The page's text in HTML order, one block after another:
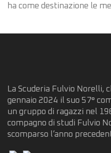
ha come destinazione le
La Scuderia Fulvio Norelli,
gennaio 2024 il suo 57°
un gruppo di ragazzi nel
compagno di studi Fulvio
scomparso l’anno